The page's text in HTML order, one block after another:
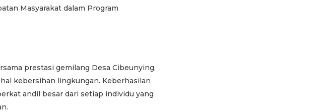
prestasi gemilang Desa Cibeunying,
kebersihan lingkungan. Keberhasilan
andil besar dari setiap individu yang